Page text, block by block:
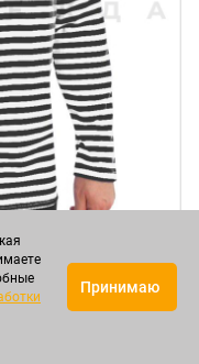
в Казани
Принимаю